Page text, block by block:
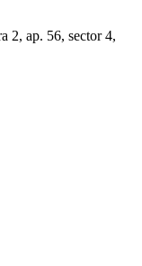
2, ap. 56, sector 4,